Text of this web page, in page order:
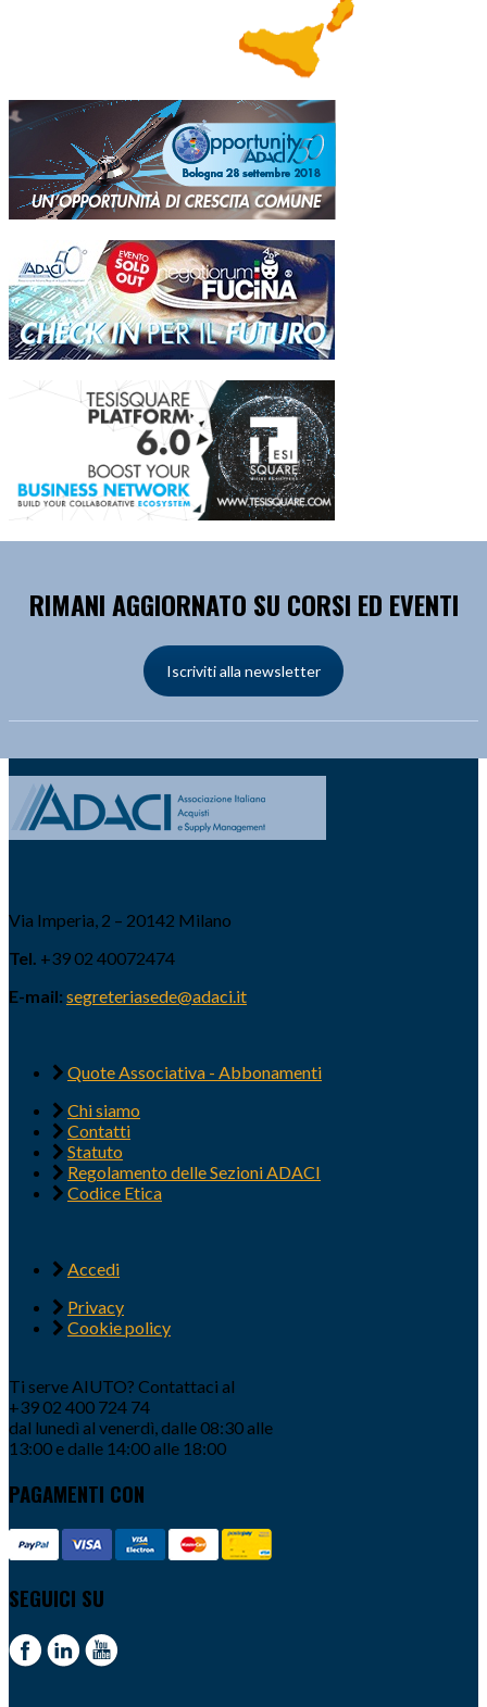
RIMANI AGGIORNATO SU CORSI ED EVENTI
Iscriviti alla newsletter
Via Imperia, 2 – 20142 Milano
Tel. +39 02 40072474
E-mail: segreteriasede@adaci.it
Quote Associativa - Abbonamenti
Chi siamo
Contatti
Statuto
Regolamento delle Sezioni ADACI
Codice Etica
Accedi
Privacy
Cookie policy
Ti serve AIUTO? Contattaci al
+39 02 400 724 74
dal lunedì al venerdì, dalle 08:30 alle
13:00 e dalle 14:00 alle 18:00
PAGAMENTI CON
SEGUICI SU